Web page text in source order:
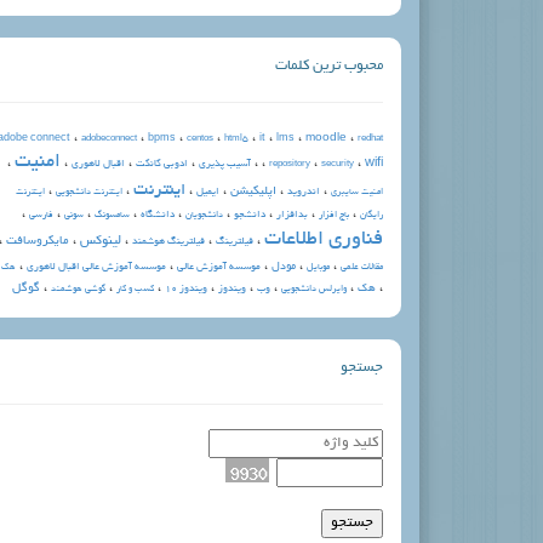
محبوب ترین کلمات
connect ، adobeconnect ، bpms ، centos ، html5 ، it ، lms ، moodle ، redhat
، repository ، security ، wifi ، آسیب پذیری ، ادوبی کانکت ، اقبال لاهوری ، امنیت ،
امنیت سایبری ، اندروید ، اپلیکیشن ، ایمیل ، اینترنت ، اینترنت دانشجویی ، اینترنت
رایگان ، باج افزار ، بدافزار ، دانشجو ، دانشجویان ، دانشگاه ، سامسونگ ، سونی ، فارسی ،
فناوری اطلاعات ، فیلترینگ ، فیلترینگ هوشمند ، لینوکس ، مایکروسافت ،
مقالات علمی ، موبایل ، مودل ، موسسه آموزش عالی ، موسسه آموزش عالی اقبال لاهوری ، هك
، هک ، وایرلس دانشجویی ، وب ، ویندوز ، ویندوز ۱۰ ، کسب و کار ، گوشی هوشمند ، گوگل
جستجو